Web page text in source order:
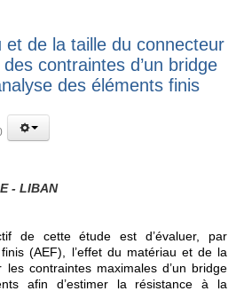
et de la taille du connecteur
contraintes d’un bridge
des éléments finis
- LIBAN
de cette étude est d’évaluer, par
(AEF), l’effet du matériau et de la
contraintes maximales d’un bridge
afin d’estimer la résistance à la